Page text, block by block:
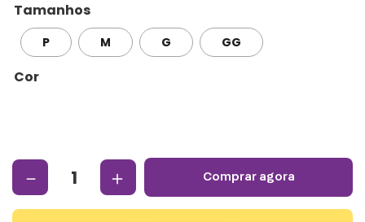
Tamanhos
P M G GG
Cor
＋
－ comprar agora